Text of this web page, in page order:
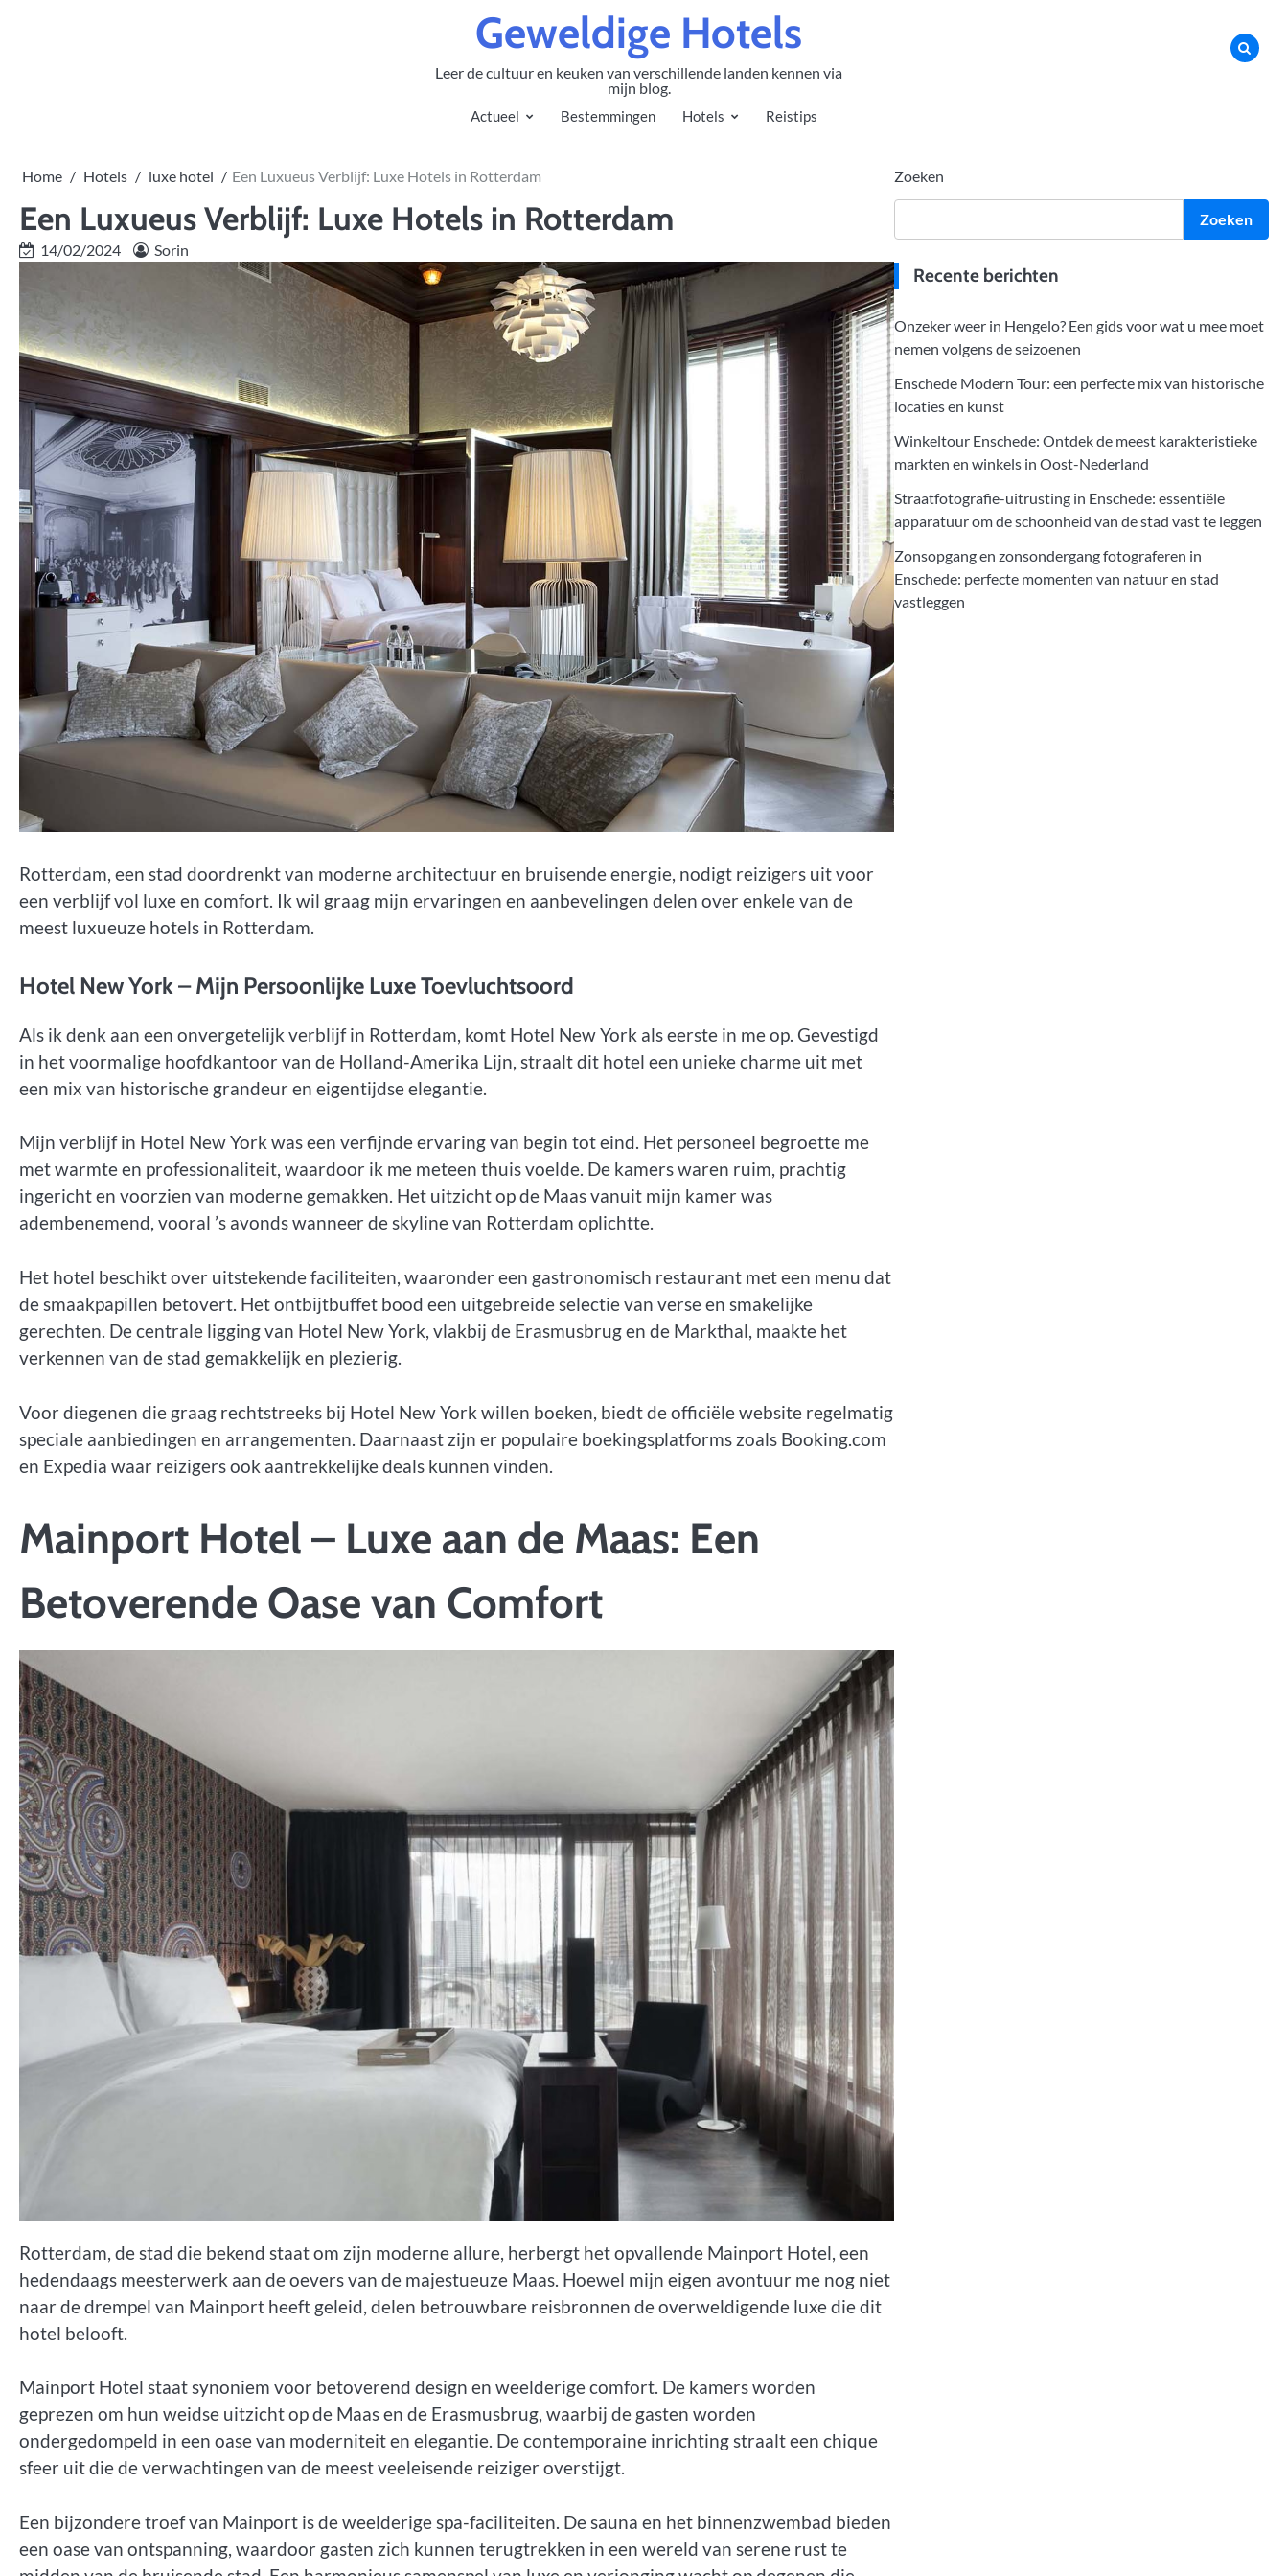
Geweldige Hotels
Leer de cultuur en keuken van verschillende landen kennen via
mijn blog.
Actueel Bestemmingen Hotels Reistips
Home Hotels luxe hotel Een Luxueus Verblijf: Luxe Hotels in Rotterdam
Een Luxueus Verblijf: Luxe Hotels in Rotterdam
14/02/2024 Sorin
Rotterdam, een stad doordrenkt van moderne architectuur en bruisende energie, nodigt reizigers uit voor
een verblijf vol luxe en comfort. Ik wil graag mijn ervaringen en aanbevelingen delen over enkele van de
meest luxueuze hotels in Rotterdam.
Hotel New York – Mijn Persoonlijke Luxe Toevluchtsoord
Als ik denk aan een onvergetelijk verblijf in Rotterdam, komt Hotel New York als eerste in me op. Gevestigd
in het voormalige hoofdkantoor van de Holland-Amerika Lijn, straalt dit hotel een unieke charme uit met
een mix van historische grandeur en eigentijdse elegantie.
Mijn verblijf in Hotel New York was een verfijnde ervaring van begin tot eind. Het personeel begroette me
met warmte en professionaliteit, waardoor ik me meteen thuis voelde. De kamers waren ruim, prachtig
ingericht en voorzien van moderne gemakken. Het uitzicht op de Maas vanuit mijn kamer was
adembenemend, vooral ’s avonds wanneer de skyline van Rotterdam oplichtte.
Het hotel beschikt over uitstekende faciliteiten, waaronder een gastronomisch restaurant met een menu dat
de smaakpapillen betovert. Het ontbijtbuffet bood een uitgebreide selectie van verse en smakelijke
gerechten. De centrale ligging van Hotel New York, vlakbij de Erasmusbrug en de Markthal, maakte het
verkennen van de stad gemakkelijk en plezierig.
Voor diegenen die graag rechtstreeks bij Hotel New York willen boeken, biedt de officiële website regelmatig
speciale aanbiedingen en arrangementen. Daarnaast zijn er populaire boekingsplatforms zoals Booking.com
en Expedia waar reizigers ook aantrekkelijke deals kunnen vinden.
Mainport Hotel – Luxe aan de Maas: Een
Betoverende Oase van Comfort
Rotterdam, de stad die bekend staat om zijn moderne allure, herbergt het opvallende Mainport Hotel, een
hedendaags meesterwerk aan de oevers van de majestueuze Maas. Hoewel mijn eigen avontuur me nog niet
naar de drempel van Mainport heeft geleid, delen betrouwbare reisbronnen de overweldigende luxe die dit
hotel belooft.
Mainport Hotel staat synoniem voor betoverend design en weelderige comfort. De kamers worden
geprezen om hun weidse uitzicht op de Maas en de Erasmusbrug, waarbij de gasten worden
ondergedompeld in een oase van moderniteit en elegantie. De contemporaine inrichting straalt een chique
sfeer uit die de verwachtingen van de meest veeleisende reiziger overstijgt.
Een bijzondere troef van Mainport is de weelderige spa-faciliteiten. De sauna en het binnenzwembad bieden
een oase van ontspanning, waardoor gasten zich kunnen terugtrekken in een wereld van serene rust te
Zoeken
Zoeken
Recente berichten
Onzeker weer in Hengelo? Een gids voor wat u mee moet
nemen volgens de seizoenen
Enschede Modern Tour: een perfecte mix van historische
locaties en kunst
Winkeltour Enschede: Ontdek de meest karakteristieke
markten en winkels in Oost-Nederland
Straatfotografie-uitrusting in Enschede: essentiële
apparatuur om de schoonheid van de stad vast te leggen
Zonsopgang en zonsondergang fotograferen in
Enschede: perfecte momenten van natuur en stad
vastleggen